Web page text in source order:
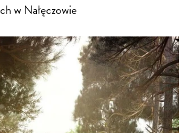
w Nałęczowie